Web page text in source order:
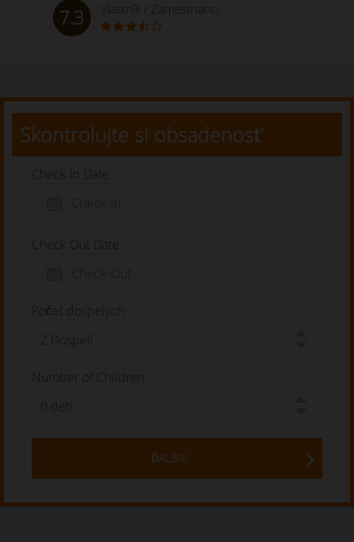
7.3 Vlastník / Zamestnanci
Skontrolujte si obsadenosť
Check In Date
Check Out Date
Počet dospelých
Number of Children
ĎALŠIE